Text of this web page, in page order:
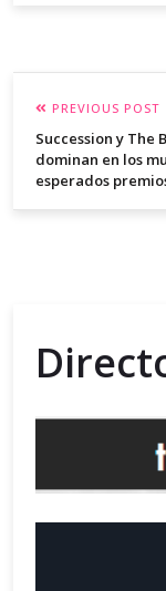
PREVIOUS POST
Succession y The
dominan en los
esperados